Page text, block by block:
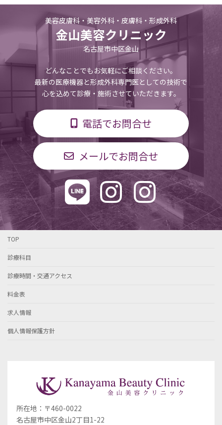
美容皮膚科・美容外科・皮膚科・形成外科
金山美容クリニック
名古屋市中区金山
どんなことでもお気軽にご相談ください。
最新の医療機器と形成外科専門医としての技術で
心を込めて診療・施術させていただきます。
電話でお問合せ
メールでお問合せ
TOP
診療科目
診療時間・交通アクセス
料金表
求人情報
個人情報保護方針
所在地：〒460-0022
名古屋市中区金山2丁目1-22